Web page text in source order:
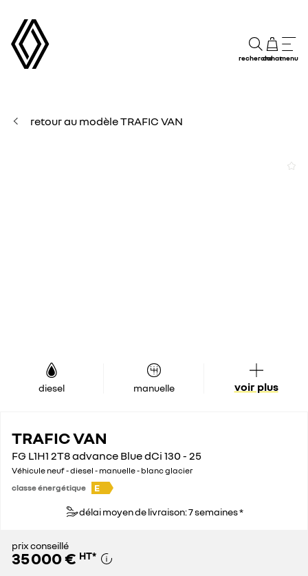
rechercheachatmenu
retour au modèle TRAFIC VAN
diesel manuelle voir plus
TRAFIC VAN
FG L1H1 2T8 advance Blue dCi 130 - 25
Véhicule neuf - diesel - manuelle - blanc glacier
classe énergétique
E
délai moyen de livraison: 7 semaines *
prix conseillé
35 000 € HT*